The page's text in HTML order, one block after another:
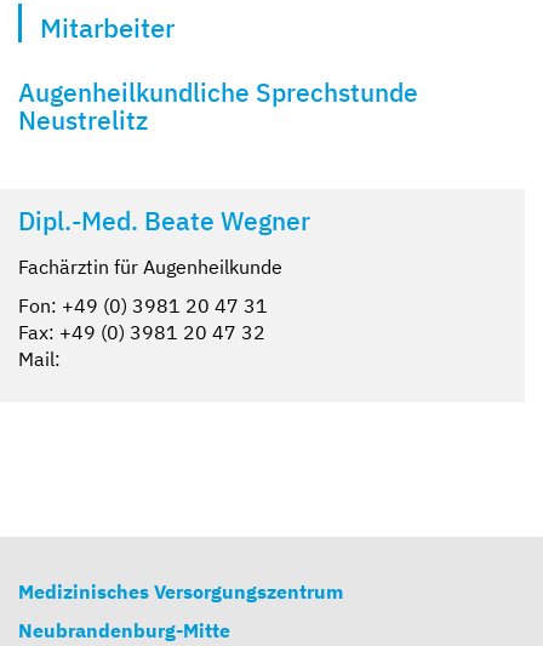
Mitarbeiter
Augenheilkundliche Sprechstunde
Neustrelitz
Dipl.-Med. Beate Wegner
Fachärztin für Augenheilkunde
Fon: +49 (0) 3981 20 47 31
Fax: +49 (0) 3981 20 47 32
Mail:
Medizinisches Versorgungszentrum
Neubrandenburg-Mitte